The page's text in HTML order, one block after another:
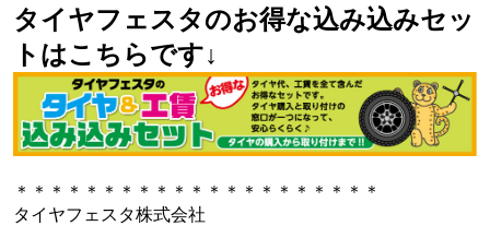
タイヤフェスタのお得な込み込みセッ
トはこちらです↓
＊＊＊＊＊＊＊＊＊＊＊＊＊＊＊＊＊＊＊＊＊
タイヤフェスタ株式会社